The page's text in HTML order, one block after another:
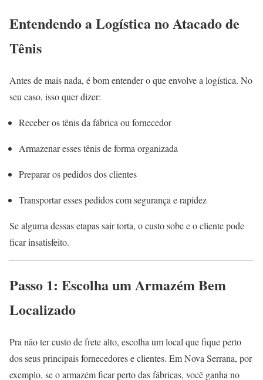
Entendendo a Logística no Atacado de
Tênis
Antes de mais nada, é bom entender o que envolve a logística. No
seu caso, isso quer dizer:
Receber os tênis da fábrica ou fornecedor
Armazenar esses tênis de forma organizada
Preparar os pedidos dos clientes
Transportar esses pedidos com segurança e rapidez
Se alguma dessas etapas sair torta, o custo sobe e o cliente pode
ficar insatisfeito.
Passo 1: Escolha um Armazém Bem
Localizado
Pra não ter custo de frete alto, escolha um local que fique perto
dos seus principais fornecedores e clientes. Em Nova Serrana, por
exemplo, se o armazém ficar perto das fábricas, você ganha no